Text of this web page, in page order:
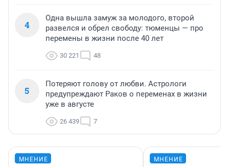
4
Одна вышла замуж за молодого, второй
развелся и обрел свободу: тюменцы — про
перемены в жизни после 40 лет
30 221 48
5
Потеряют голову от любви. Астрологи
предупреждают Раков о переменах в жизни
уже в августе
26 439 7
МНЕНИЕ МНЕНИЕ